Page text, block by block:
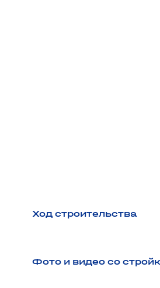
Ход строительства
Фото и видео со